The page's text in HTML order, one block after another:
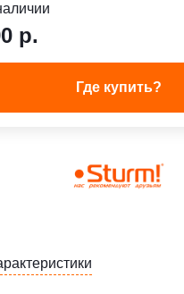
р.
Где купить?